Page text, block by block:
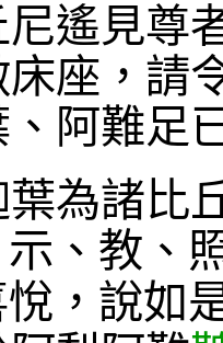
尼遙見尊
座，請
阿難足
為諸比
示、教、
，說如